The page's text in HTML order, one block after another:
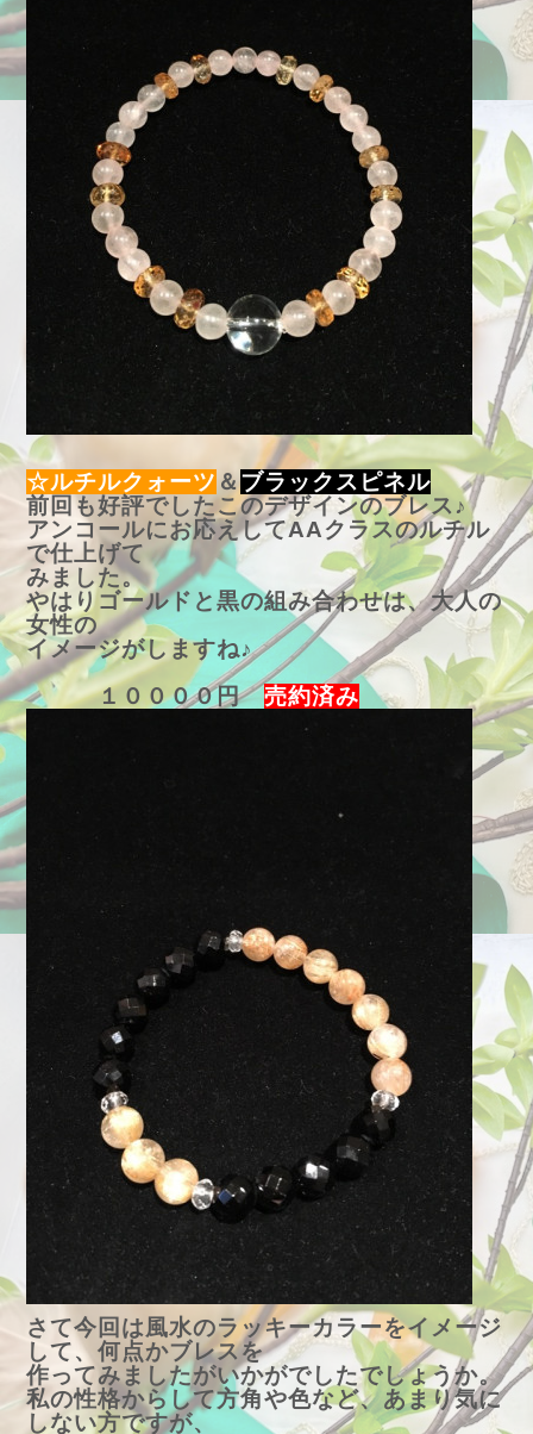
☆ルチルクォーツ ＆ブラックスピネル
前回も好評でしたこのデザインのブレス♪
アンコールにお応えしてAAクラスのルチル
で仕上げて
みました。
やはりゴールドと黒の組み合わせは、大人の
女性の
イメージがしますね♪
１００００円売約済み
さて今回は風水のラッキーカラーをイメージ
して、何点かブレスを
作ってみましたがいかがでしたでしょうか。
私の性格からして方角や色など、あまり気に
しない方ですが、